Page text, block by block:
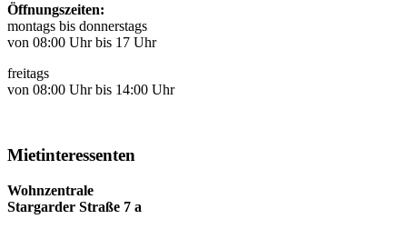
Öffnungszeiten:
montags bis donnerstags
von 08:00 Uhr bis 17 Uhr
freitags
von 08:00 Uhr bis 14:00 Uhr
Mietinteressenten
Wohnzentrale
Stargarder Straße 7 a